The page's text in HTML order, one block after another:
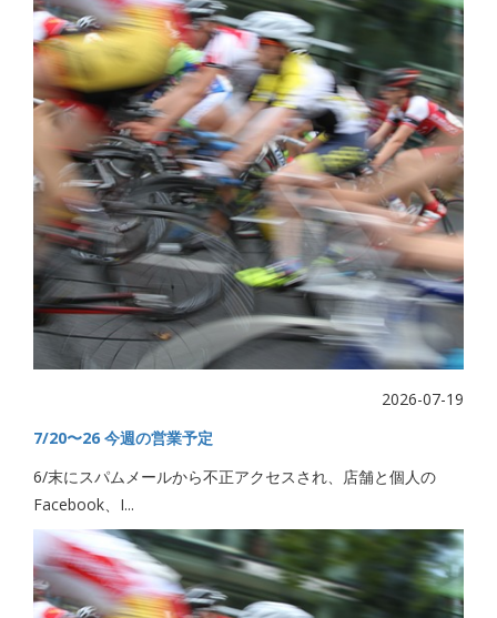
2026-07-19
7/20〜26 今週の営業予定
6/末にスパムメールから不正アクセスされ、店舗と個人の
Facebook、I...